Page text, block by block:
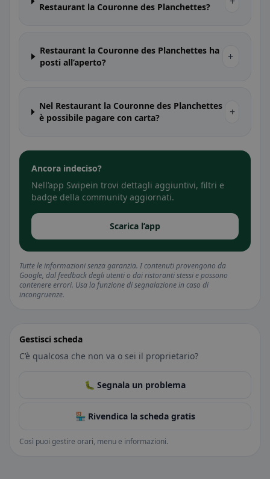
Restaurant la Couronne des Planchettes?
Restaurant la Couronne des Planchettes ha
posti all’aperto?
+
Nel Restaurant la Couronne des Planchettes
è possibile pagare con carta?
+
Ancora indeciso?
Nell’app Swipein trovi dettagli aggiuntivi, filtri e
badge della community aggiornati.
Scarica l’app
Tutte le informazioni senza garanzia. I contenuti provengono da
Google, dal feedback degli utenti o dai ristoranti stessi e possono
contenere errori. Usa la funzione di segnalazione in caso di
incongruenze.
Gestisci scheda
C’è qualcosa che non va o sei il proprietario?
🐛 Segnala un problema
🏪 Rivendica la scheda gratis
Così puoi gestire orari, menu e informazioni.